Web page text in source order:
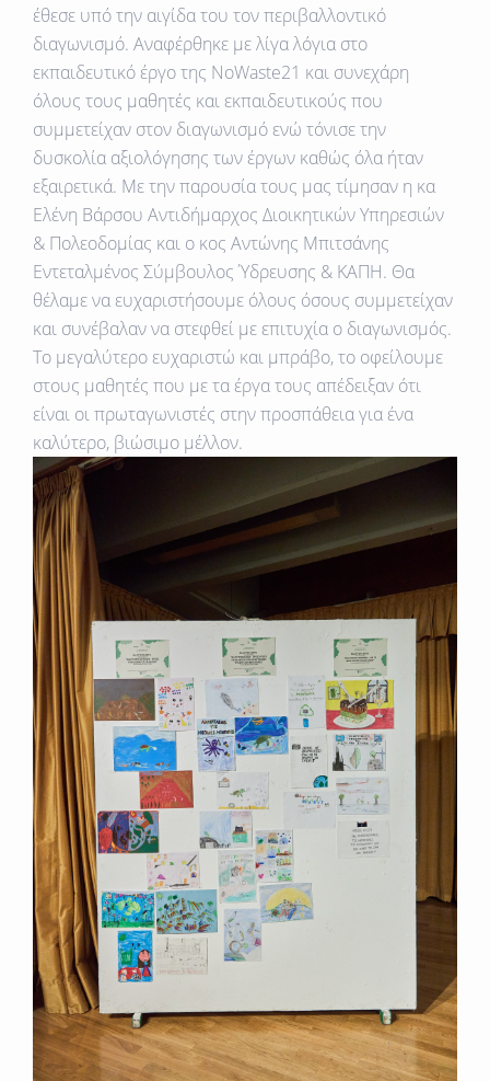
έθεσε υπό την αιγίδα του τον περιβαλλοντικό
διαγωνισμό. Αναφέρθηκε με λίγα λόγια στο
εκπαιδευτικό έργο της NoWaste21 και συνεχάρη
όλους τους μαθητές και εκπαιδευτικούς που
συμμετείχαν στον διαγωνισμό ενώ τόνισε την
δυσκολία αξιολόγησης των έργων καθώς όλα ήταν
εξαιρετικά. Με την παρουσία τους μας τίμησαν η κα
Ελένη Βάρσου Αντιδήμαρχος Διοικητικών Υπηρεσιών
& Πολεοδομίας και ο κος Αντώνης Μπιτσάνης
Εντεταλμένος Σύμβουλος Ύδρευσης & ΚΑΠΗ. Θα
θέλαμε να ευχαριστήσουμε όλους όσους συμμετείχαν
και συνέβαλαν να στεφθεί με επιτυχία ο διαγωνισμός.
To μεγαλύτερο ευχαριστώ και μπράβο, το οφείλουμε
στους μαθητές που με τα έργα τους απέδειξαν ότι
είναι οι πρωταγωνιστές στην προσπάθεια για ένα
καλύτερο, βιώσιμο μέλλον.